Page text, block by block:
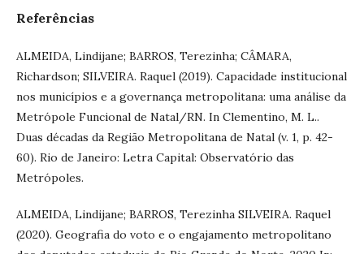
Referências
ALMEIDA, Lindijane; BARROS, Terezinha; CÂMARA,
Richardson; SILVEIRA. Raquel (2019). Capacidade institucional
nos municípios e a governança metropolitana: uma análise da
Metrópole Funcional de Natal/RN. In Clementino, M. L..
Duas décadas da Região Metropolitana de Natal (v. 1, p. 42-
60). Rio de Janeiro: Letra Capital: Observatório das
Metrópoles.
ALMEIDA, Lindijane; BARROS, Terezinha SILVEIRA. Raquel
(2020). Geografia do voto e o engajamento metropolitano